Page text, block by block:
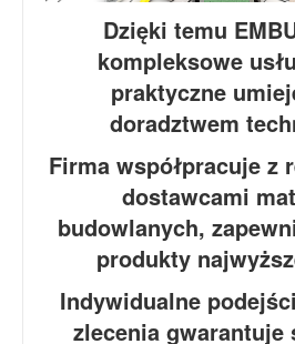
Dzięki temu
kompleksowe
praktyczne
doradztwem
Firma współpracuje z
dostawcami
budowlanych,
produkty
Indywidualne
zlecenia gwarantuje